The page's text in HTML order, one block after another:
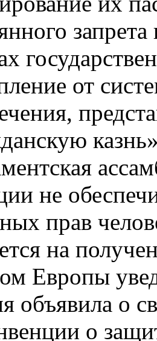
от
не
прав
на
Европы
объявила о
о